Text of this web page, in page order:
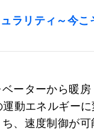
ラリティ～今
ーターから暖
運動エネルギー
、速度制御が可